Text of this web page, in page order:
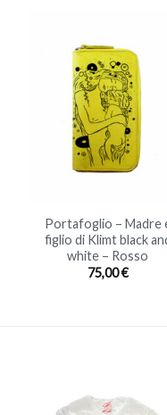
Portafoglio – Madre
figlio di Klimt black
white – Rosso
75,00€